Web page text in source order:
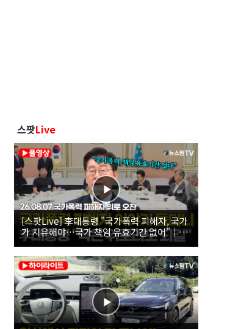
스팟Live
[스팟Live] 李대통령 "국가폭력 피해자, 국가
가 치유해야…국가 책임 유효기간 없어"｜
26.08.07 국가폭력 피해자 위로 오찬